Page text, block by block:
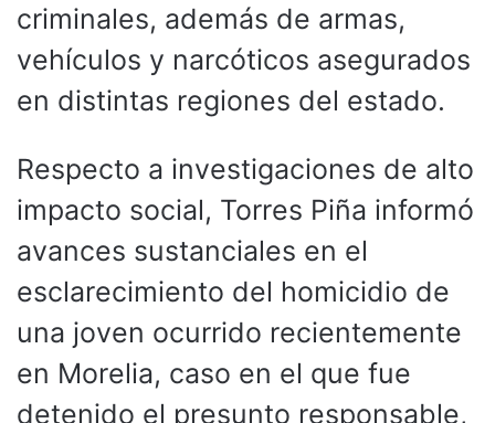
criminales, además de armas,
vehículos y narcóticos asegurados
en distintas regiones del estado.
Respecto a investigaciones de alto
impacto social, Torres Piña informó
avances sustanciales en el
esclarecimiento del homicidio de
una joven ocurrido recientemente
en Morelia, caso en el que fue
detenido el presunto responsable,